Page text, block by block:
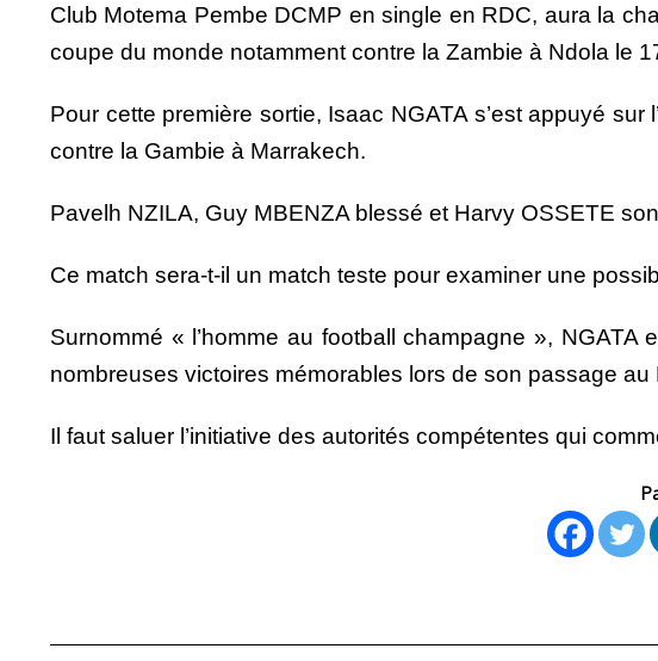
Club Motema Pembe DCMP en single en RDC, aura la
coupe du monde notamment contre la Zambie à Ndola le
Pour cette première sortie, Isaac NGATA s’est appuyé
contre la Gambie à Marrakech.
Pavelh NZILA, Guy MBENZA blessé et Harvy OSSETE
Ce match sera-t-il un match teste pour examiner une
Surnommé « l’homme au football champagne »,
nombreuses victoires mémorables lors de son passage au
Il faut saluer l’initiative des autorités compétentes qui